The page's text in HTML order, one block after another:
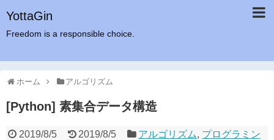
YottaGin
Freedom is a responsible choice.
ホーム アルゴリズム
[Python] 素集合データ構造
2019/8/5 2019/8/5 アルゴリズム, プログラミン